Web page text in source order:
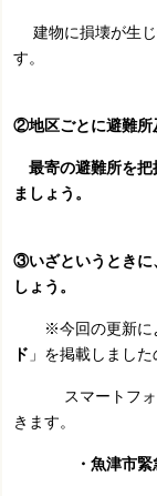
建物に損壊が生じ
す。
②地区ごとに避難所
最寄の避難所を把
ましょう。
③いざというときに
しょう。
※今回の更新によ
ド 」を掲載しました
スマートフォン
きます。
・魚津市